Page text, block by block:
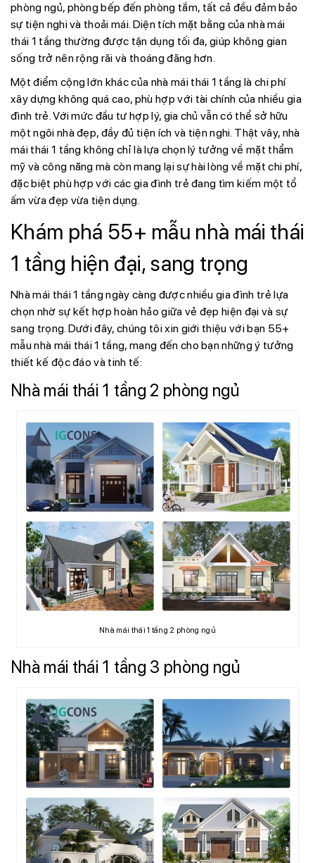
phòng ngủ, phòng bếp đến phòng tắm, tất cả đều đảm bảo
sự tiện nghi và thoải mái. Diện tích mặt bằng của nhà mái
thái 1 tầng thường được tận dụng tối đa, giúp không gian
sống trở nên rộng rãi và thoáng đãng hơn.
Một điểm cộng lớn khác của nhà mái thái 1 tầng là chi phí
xây dựng không quá cao, phù hợp với tài chính của nhiều gia
đình trẻ. Với mức đầu tư hợp lý, gia chủ vẫn có thể sở hữu
một ngôi nhà đẹp, đầy đủ tiện ích và tiện nghi. Thật vây, nhà
mái thái 1 tầng không chỉ là lựa chọn lý tưởng về mặt thẩm
mỹ và công năng mà còn mang lại sự hài lòng về mặt chi phí,
đặc biệt phù hợp với các gia đình trẻ đang tìm kiếm một tổ
ấm vừa đẹp vừa tiện dụng.
Khám phá 55+ mẫu nhà mái thái
1 tầng hiện đại, sang trọng
Nhà mái thái 1 tầng ngày càng được nhiều gia đình trẻ lựa
chọn nhờ sự kết hợp hoàn hảo giữa vẻ đẹp hiện đại và sự
sang trọng. Dưới đây, chúng tôi xin giới thiệu với bạn 55+
mẫu nhà mái thái 1 tầng, mang đến cho bạn những ý tưởng
thiết kế độc đáo và tinh tế:
Nhà mái thái 1 tầng 2 phòng ngủ
Nhà mái thái 1 tầng 2 phòng ngủ
Nhà mái thái 1 tầng 3 phòng ngủ